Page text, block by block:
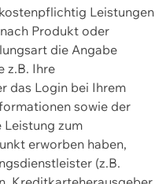
Leistungen
Produkt oder
die Angabe
z.B. Ihre
das Login bei Ihrem
sowie der
Leistung zum
erworben haben,
(z.B.